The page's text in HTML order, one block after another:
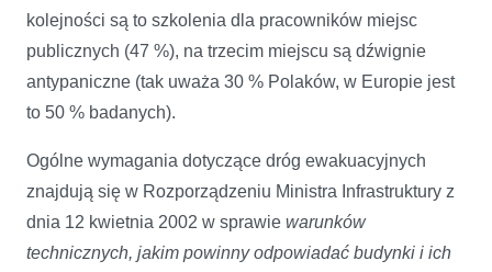
kolejności są to szkolenia dla pracowników miejsc
publicznych (47 %), na trzecim miejscu są dźwignie
antypaniczne (tak uważa 30 % Polaków, w Europie jest
to 50 % badanych).
Ogólne wymagania dotyczące dróg ewakuacyjnych
znajdują się w Rozporządzeniu Ministra Infrastruktury z
dnia 12 kwietnia 2002 w sprawie warunków
technicznych, jakim powinny odpowiadać budynki i ich